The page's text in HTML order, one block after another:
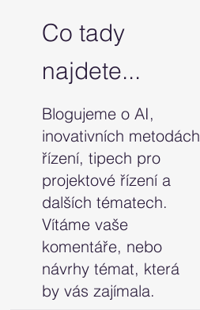
Co tady
najdete...
Blogujeme o AI,
inovativních metodách
řízení, tipech pro
projektové řízení a
dalších tématech.
Vítáme vaše
komentáře, nebo
návrhy témat, která
by vás zajímala.